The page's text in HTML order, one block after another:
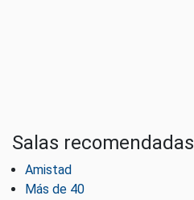
Salas recomendadas
Amistad
Más de 40